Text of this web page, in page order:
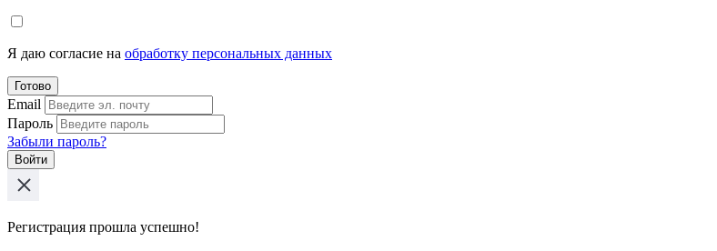
Я даю согласие на обработку персональных данных
Готово
Email
Пароль
Забыли пароль?
Войти
Регистрация прошла успешно!